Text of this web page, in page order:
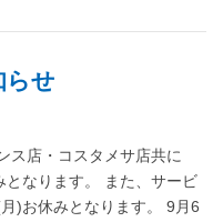
らせ
ス店・コスタメサ店共に
なります。 また、サービ
)お休みとなります。 9月6